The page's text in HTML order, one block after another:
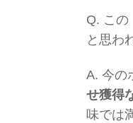
Q. この
と思わ
A. 今の
せ獲得
味では